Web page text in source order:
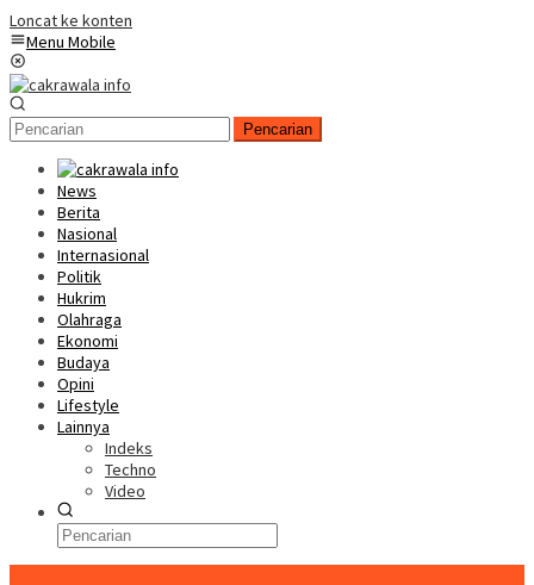
Loncat ke konten
Menu Mobile
Pencarian
News
Berita
Nasional
Internasional
Politik
Hukrim
Olahraga
Ekonomi
Budaya
Opini
Lifestyle
Lainnya
Indeks
Techno
Video